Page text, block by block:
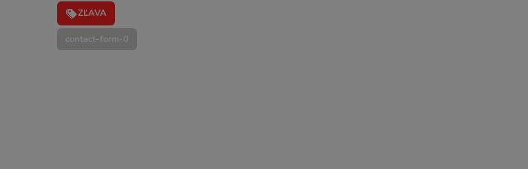
ZĽAVA
contact-form-0